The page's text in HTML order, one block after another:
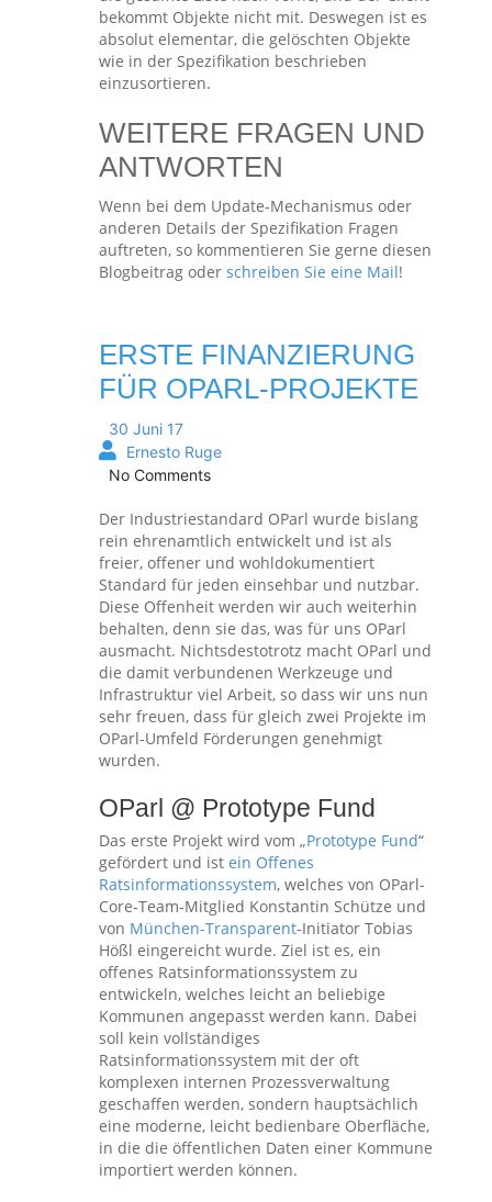
bekommt Objekte nicht mit. Deswegen ist es
absolut elementar, die gelöschten Objekte
wie in der Spezifikation beschrieben
einzusortieren.
WEITERE FRAGEN UND
ANTWORTEN
Wenn bei dem Update-Mechanismus oder
anderen Details der Spezifikation Fragen
auftreten, so kommentieren Sie gerne diesen
Blogbeitrag oder schreiben Sie eine Mail!
ERSTE FINANZIERUNG
FÜR OPARL-PROJEKTE
30 Juni 17
Ernesto Ruge
No Comments
Der Industriestandard OParl wurde bislang
rein ehrenamtlich entwickelt und ist als
freier, offener und wohldokumentiert
Standard für jeden einsehbar und nutzbar.
Diese Offenheit werden wir auch weiterhin
behalten, denn sie das, was für uns OParl
ausmacht. Nichtsdestotrotz macht OParl und
die damit verbundenen Werkzeuge und
Infrastruktur viel Arbeit, so dass wir uns nun
sehr freuen, dass für gleich zwei Projekte im
OParl-Umfeld Förderungen genehmigt
wurden.
OParl @ Prototype Fund
Das erste Projekt wird vom „Prototype Fund“
gefördert und ist ein Offenes
Ratsinformationssystem, welches von OParl-
Core-Team-Mitglied Konstantin Schütze und
von München-Transparent-Initiator Tobias
Hößl eingereicht wurde. Ziel ist es, ein
offenes Ratsinformationssystem zu
entwickeln, welches leicht an beliebige
Kommunen angepasst werden kann. Dabei
soll kein vollständiges
Ratsinformationssystem mit der oft
komplexen internen Prozessverwaltung
geschaffen werden, sondern hauptsächlich
eine moderne, leicht bedienbare Oberfläche,
in die die öffentlichen Daten einer Kommune
importiert werden können.